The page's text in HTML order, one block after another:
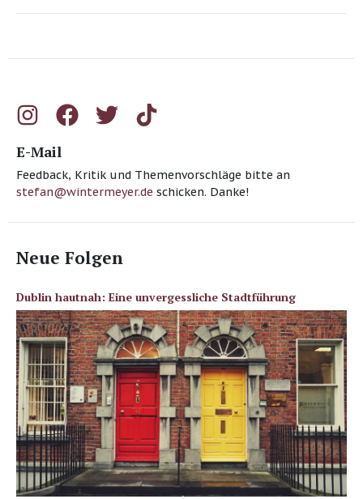
E-Mail
Feedback, Kritik und Themenvorschläge bitte an
stefan@wintermeyer.de schicken. Danke!
Neue Folgen
Dublin hautnah: Eine unvergessliche Stadtführung